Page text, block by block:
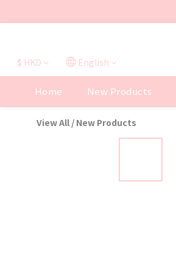
$ HKD English
Home New Products
View All / New Products